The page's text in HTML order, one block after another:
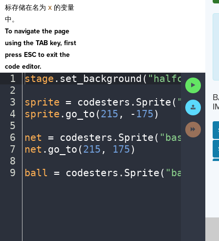
标存储在名为 x 的变量
中。
To navigate the page
using the TAB key, first
press ESC to exit the
code editor.
1
2
3
4
5
6
7
8
9
stage . set_background( "halfcourt" )
sprite = codesters . Sprite(
sprite . go_to(215 , - 175)
net = codesters . Sprite(
net . go_to(215 , 175)
ball = codesters . Sprite(
Code
Submit
Work
Activity